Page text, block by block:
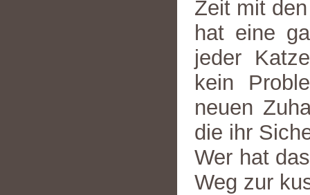
Zeit mit
hat eine
jeder
kein
neuen
die ihr
Wer hat
Weg zur